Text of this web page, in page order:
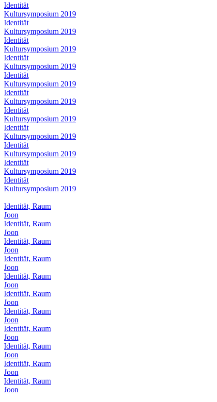
Identität
Kultursymposium 2019
Identität
Kultursymposium 2019
Identität
Kultursymposium 2019
Identität
Kultursymposium 2019
Identität
Kultursymposium 2019
Identität
Kultursymposium 2019
Identität
Kultursymposium 2019
Identität
Kultursymposium 2019
Identität
Kultursymposium 2019
Identität
Kultursymposium 2019
Identität
Kultursymposium 2019
Identität, Raum
Joon
Identität, Raum
Joon
Identität, Raum
Joon
Identität, Raum
Joon
Identität, Raum
Joon
Identität, Raum
Joon
Identität, Raum
Joon
Identität, Raum
Joon
Identität, Raum
Joon
Identität, Raum
Joon
Identität, Raum
Joon